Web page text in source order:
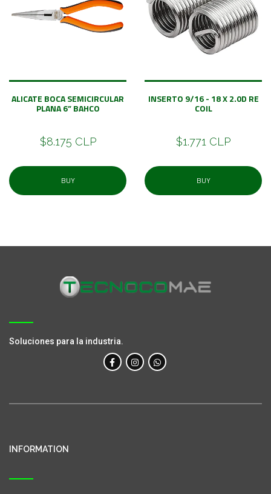
ALICATE BOCA SEMICIRCULAR
PLANA 6” BAHCO
$8.175 CLP
BUY
INSERTO 9/16 - 18 X 2.0D RE
COIL
$1.771 CLP
BUY
Soluciones para la industria.
INFORMATION